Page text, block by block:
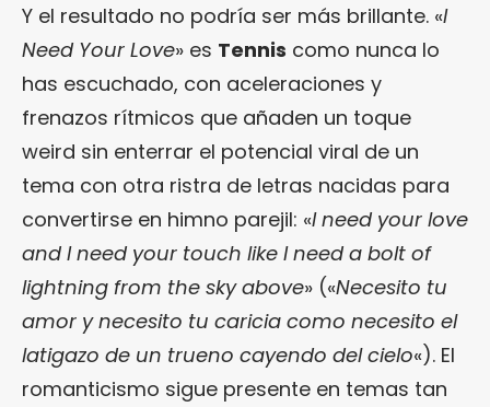
Y el resultado no podría ser más brillante. «I
Need Your Love» es Tennis como nunca lo
has escuchado, con aceleraciones y
frenazos rítmicos que añaden un toque
weird sin enterrar el potencial viral de un
tema con otra ristra de letras nacidas para
convertirse en himno parejil: «I need your love
and I need your touch like I need a bolt of
lightning from the sky above» («Necesito tu
amor y necesito tu caricia como necesito el
latigazo de un trueno cayendo del cielo«). El
romanticismo sigue presente en temas tan